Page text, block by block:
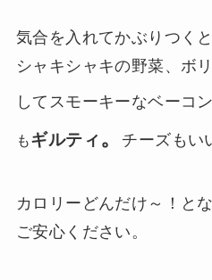
気合を入れてかぶりつく
シャキシャキの野菜、ボ
してスモーキーなベーコ
もギルティ 。 チーズもい
カロリーどんだけ～！と
ご安心ください。